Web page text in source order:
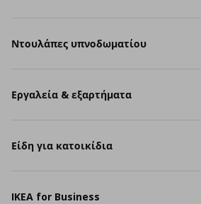
Ντουλάπες υπνοδωματίου
Εργαλεία & εξαρτήματα
Είδη για κατοικίδια
IKEA for Business